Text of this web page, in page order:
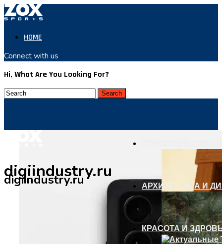
HOME
Connect with us
Hi, What Are You Looking For?
digiindustry.ru
digiindustry.ru АРХИТЕКТУРА И
КРАСОТА И